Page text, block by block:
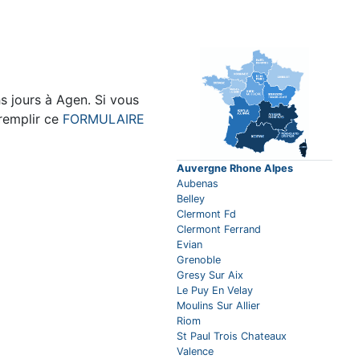
jours à Agen. Si vous
ce FORMULAIRE
Auvergne Rhone Alpes
Aubenas
Belley
Clermont Fd
Clermont Ferrand
Evian
Grenoble
Gresy Sur Aix
Le Puy En Velay
Moulins Sur Allier
Riom
St Paul Trois Chateaux
Valence